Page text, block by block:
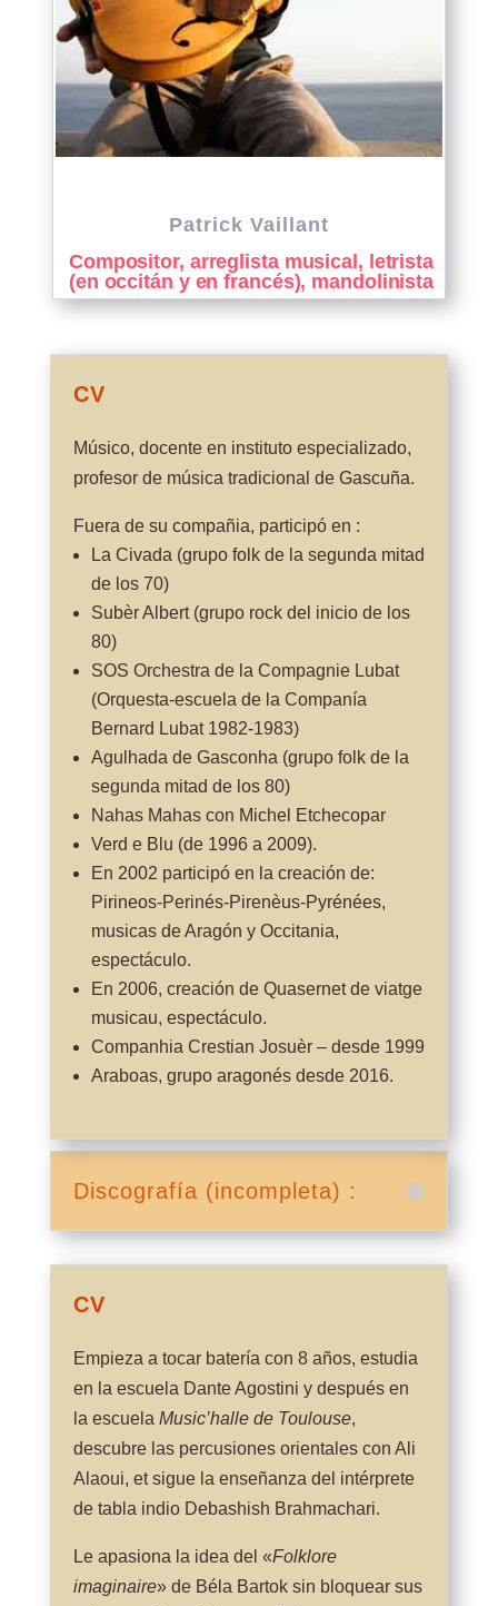
Patrick Vaillant
Compositor, arreglista musical, letrista
(en occitán y en francés), mandolinista
CV
Músico, docente en instituto especializado,
profesor de música tradicional de Gascuña.
Fuera de su compañia, participó en :
La Civada (grupo folk de la segunda mitad
de los 70)
Subèr Albert (grupo rock del inicio de los
80)
SOS Orchestra de la Compagnie Lubat
(Orquesta-escuela de la Companía
Bernard Lubat 1982-1983)
Agulhada de Gasconha (grupo folk de la
segunda mitad de los 80)
Nahas Mahas con Michel Etchecopar
Verd e Blu (de 1996 a 2009).
En 2002 participó en la creación de:
Pirineos-Perinés-Pirenèus-Pyrénées,
musicas de Aragón y Occitania,
espectáculo.
En 2006, creación de Quasernet de viatge
musicau, espectáculo.
Companhia Crestian Josuèr – desde 1999
Araboas, grupo aragonés desde 2016.
Discografía (incompleta) :
CV
Empieza a tocar batería con 8 años, estudia
en la escuela Dante Agostini y después en
la escuela Music’halle de Toulouse,
descubre las percusiones orientales con Ali
Alaoui, et sigue la enseñanza del intérprete
de tabla indio Debashish Brahmachari.
Le apasiona la idea del «Folklore
imaginaire» de Béla Bartok sin bloquear sus